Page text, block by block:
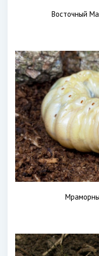
Восточный